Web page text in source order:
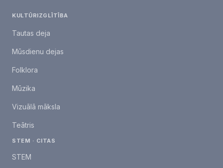
KULTŪRIZGLĪTĪBA
Tautas deja
Mūsdienu dejas
Folklora
Mūzika
Vizuālā māksla
Teātris
STEM · CITAS
STEM